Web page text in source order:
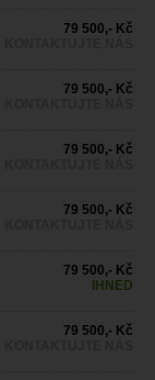
79 500,- Kč
79 500,- Kč
79 500,- Kč
79 500,- Kč
79 500,- Kč
IHNED
79 500,- Kč